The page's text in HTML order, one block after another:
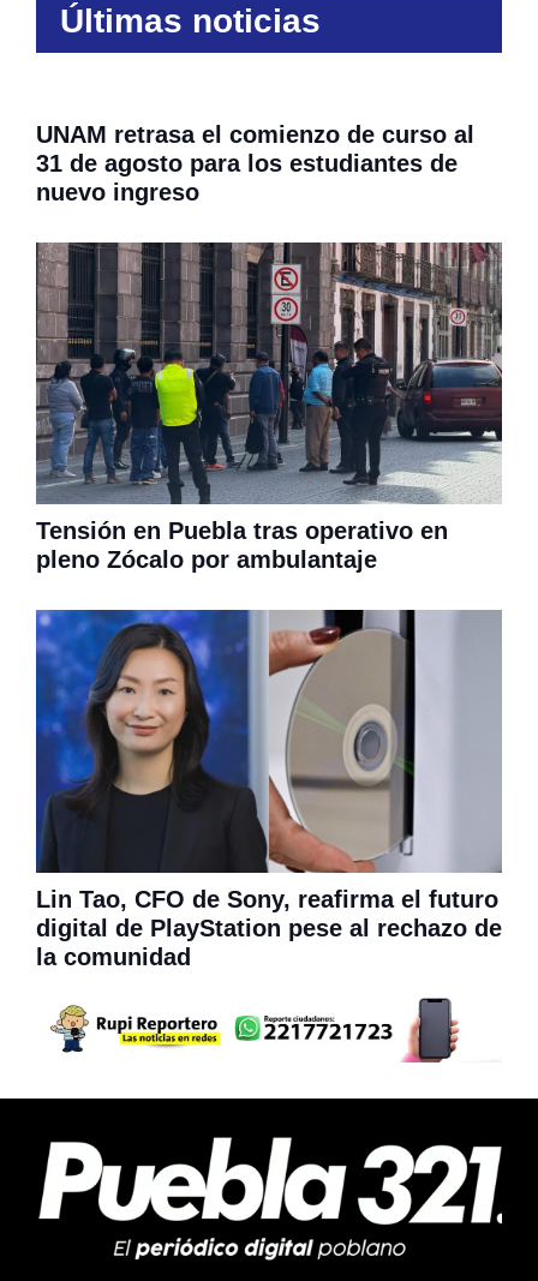
Últimas noticias
UNAM retrasa el comienzo de curso al
31 de agosto para los estudiantes de
nuevo ingreso
Tensión en Puebla tras operativo en
pleno Zócalo por ambulantaje
Lin Tao, CFO de Sony, reafirma el futuro
digital de PlayStation pese al rechazo de
la comunidad